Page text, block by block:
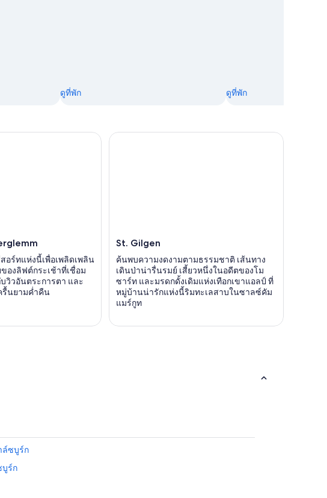
ดูที่พัก ดูที่พัก
อร์ทแห่งนี้เพื่อเพลิดเพลิน
องลิฟต์กระเช้าที่เชื่อม
วิวอันตระการตา และ
นยามค่ำคืน
St. Gilgen
ค้นพบความงดงามตามธรรมชาติ เส้นทาง
เดินป่าน่ารื่นรมย์ เสี้ยวหนึ่งในอดีตของโม
ซาร์ท และมรดกดั้งเดิมแห่งเทือกเขาแอลป์ ที่
หมู่บ้านน่ารักแห่งนี้ริมทะเลสาบในซาลซ์คัม
แมร์กูท
ล์ซบูร์ก
บูร์ก